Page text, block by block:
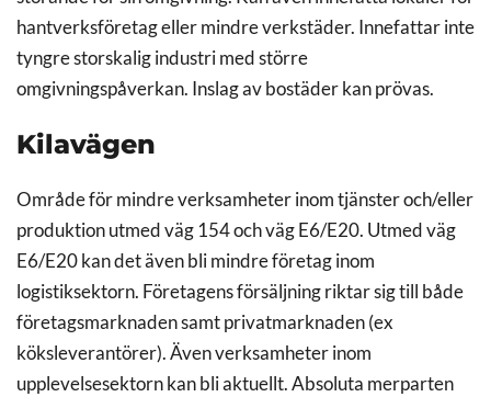
hantverksföretag eller mindre verkstäder. Innefattar inte
tyngre storskalig industri med större
omgivningspåverkan. Inslag av bostäder kan prövas.
Kilavägen
Område för mindre verksamheter inom tjänster och/eller
produktion utmed väg 154 och väg E6/E20. Utmed väg
E6/E20 kan det även bli mindre företag inom
logistiksektorn. Företagens försäljning riktar sig till både
företagsmarknaden samt privatmarknaden (ex
köksleverantörer). Även verksamheter inom
upplevelsesektorn kan bli aktuellt. Absoluta merparten